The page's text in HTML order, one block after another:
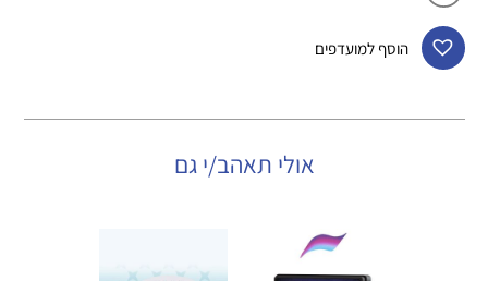
הוסף למועדפים
אולי תאהב/י גם